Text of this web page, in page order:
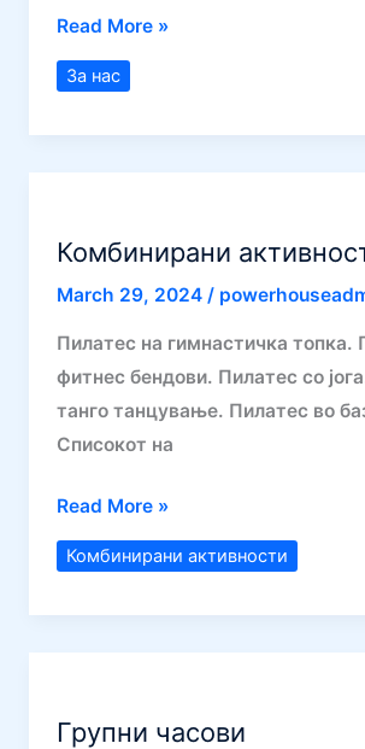
За
нас
Read More »
За нас
Комбинирани
March 29, 2024 /
Пилатес на гимнастичка топка.
фитнес бендови. Пилатес со
танго танцување. Пилатес во
Списокот на
Комбинирани
активности
Read More »
Комбинирани активности
Групни часови